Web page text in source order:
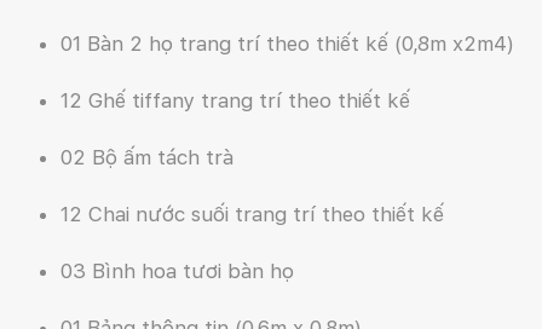
01 Bàn 2 họ trang trí theo thiết kế (0,8m x2m4)
12 Ghế tiffany trang trí theo thiết kế
02 Bộ ấm tách trà
12 Chai nước suối trang trí theo thiết kế
03 Bình hoa tươi bàn họ